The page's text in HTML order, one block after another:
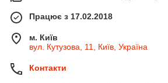
Працює з 17.02.2018
м. Київ
вул. Кутузова, 11, Київ, Україна
Контакти